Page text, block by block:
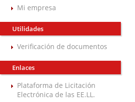
Mi empresa
Utilidades
Verificación de documentos
Enlaces
Plataforma de Licitación
Electrónica de las EE.LL.